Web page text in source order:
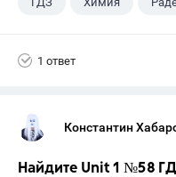
1 ответ
Константин
Найдите Unit 1 №58